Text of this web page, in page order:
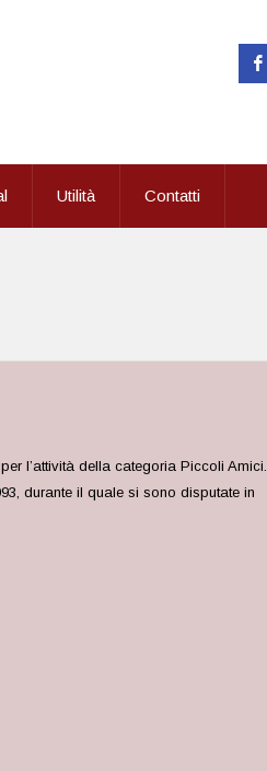
Utilità Contatti
l’attività della categoria Piccoli Amici.
durante il quale si sono disputate in